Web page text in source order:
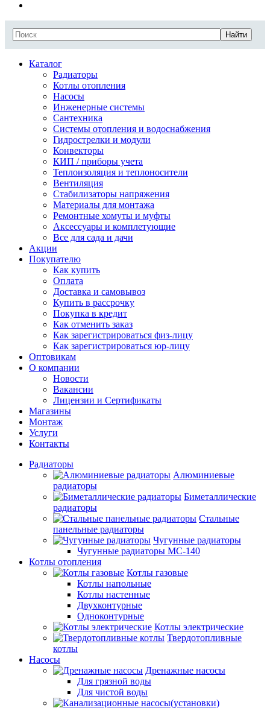
Найти
Каталог
Радиаторы
Котлы отопления
Насосы
Инженерные системы
Сантехника
Системы отопления и водоснабжения
Гидрострелки и модули
Конвекторы
КИП / приборы учета
Теплоизоляция и теплоносители
Вентиляция
Стабилизаторы напряжения
Материалы для монтажа
Ремонтные хомуты и муфты
Аксессуары и комплетующие
Все для сада и дачи
Акции
Покупателю
Как купить
Оплата
Доставка и самовывоз
Купить в рассрочку
Покупка в кредит
Как отменить заказ
Как зарегистрироваться физ-лицу
Как зарегистрироваться юр-лицу
Оптовикам
О компании
Новости
Вакансии
Лицензии и Сертификаты
Магазины
Монтаж
Услуги
Контакты
Радиаторы
Алюминиевые
радиаторы
Биметаллические
радиаторы
Стальные
панельные радиаторы
Чугунные радиаторы
Чугунные радиаторы МС-140
Котлы отопления
Котлы газовые
Котлы напольные
Котлы настенные
Двухконтурные
Одноконтурные
Котлы электрические
Твердотопливные
котлы
Насосы
Дренажные насосы
Для грязной воды
Для чистой воды